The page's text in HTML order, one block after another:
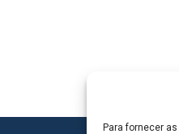
Para fornecer